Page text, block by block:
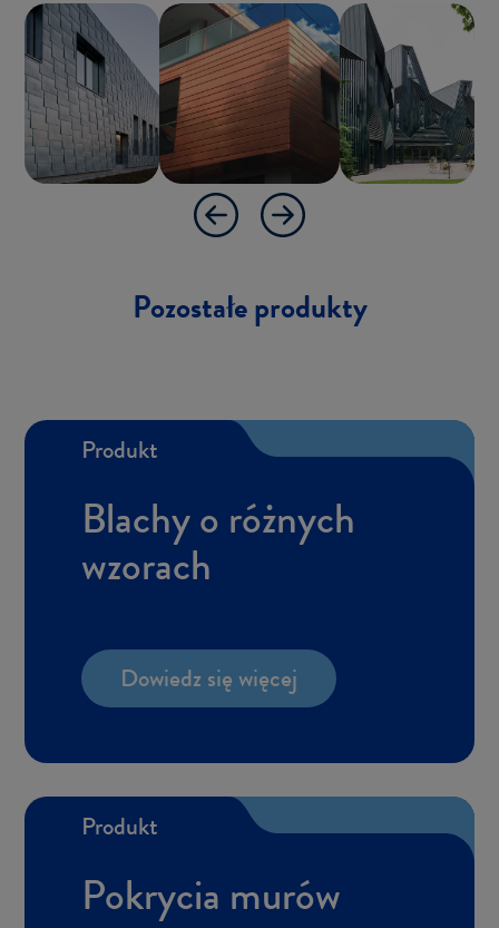
Po­zo­sta­łe pro­duk­ty
Pro­dukt
Bla­chy o róż­nych
wzo­rach
Do­wiedz się wię­cej
Pro­dukt
Po­kry­cia murów